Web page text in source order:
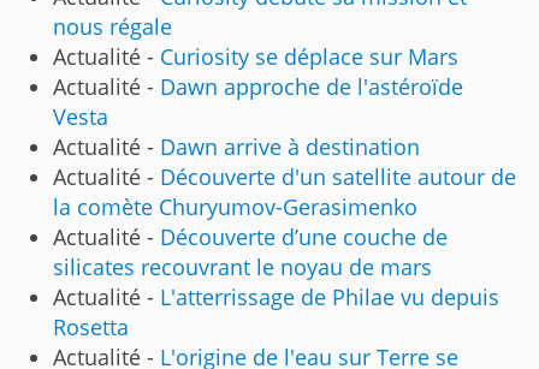
nous régale
Actualité - Curiosity se déplace sur Mars
Actualité - Dawn approche de l'astéroïde
Vesta
Actualité - Dawn arrive à destination
Actualité - Découverte d'un satellite autour de
la comète Churyumov-Gerasimenko
Actualité - Découverte d’une couche de
silicates recouvrant le noyau de mars
Actualité - L'atterrissage de Philae vu depuis
Rosetta
Actualité - L'origine de l'eau sur Terre se